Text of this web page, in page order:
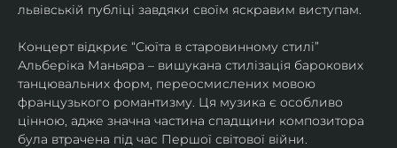
львівській публіці завдяки своїм яскравим виступам.
Концерт відкриє “Сюїта в старовинному стилі”
Альберіка Маньяра – вишукана стилізація барокових
танцювальних форм, переосмислених мовою
французького романтизму. Ця музика є особливо
цінною, адже значна частина спадщини композитора
була втрачена під час Першої світової війни.